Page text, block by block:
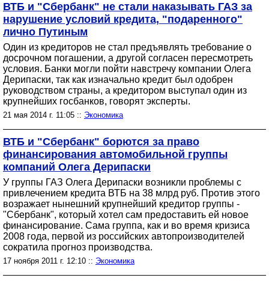
ВТБ и "Сбербанк" не стали наказывать ГАЗ за
нарушение условий кредита, "подаренного"
лично Путиным
Один из кредиторов не стал предъявлять требование о
досрочном погашении, а другой согласен пересмотреть
условия. Банки могли пойти навстречу компании Олега
Дерипаски, так как изначально кредит был одобрен
руководством страны, а кредитором выступал один из
крупнейших госбанков, говорят эксперты.
21 мая 2014 г. 11:05 :: Экономика
ВТБ и "Сбербанк" борются за право
финансирования автомобильной группы
компаний Олега Дерипаски
У группы ГАЗ Олега Дерипаски возникли проблемы с
привлечением кредита ВТБ на 38 млрд руб. Против этого
возражает нынешний крупнейший кредитор группы -
"Сбербанк", который хотел сам предоставить ей новое
финансирование. Сама группа, как и во время кризиса
2008 года, первой из российских автопроизводителей
сократила прогноз производства.
17 ноября 2011 г. 12:10 :: Экономика